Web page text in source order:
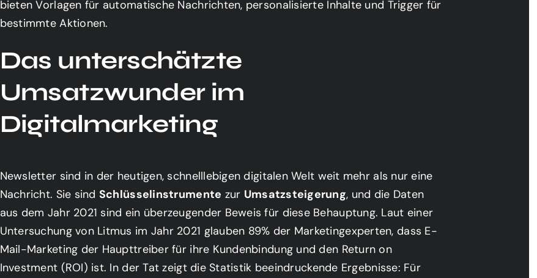
bieten Vorlagen für automatische Nachrichten, personalisierte Inhalte und Trigger für
bestimmte Aktionen.
Das unterschätzte
Umsatzwunder im
Digitalmarketing
Newsletter sind in der heutigen, schnelllebigen digitalen Welt weit mehr als nur eine
Nachricht. Sie sind Schlüsselinstrumente zur Umsatzsteigerung, und die Daten
aus dem Jahr 2021 sind ein überzeugender Beweis für diese Behauptung. Laut einer
Untersuchung von Litmus im Jahr 2021 glauben 89% der Marketingexperten, dass E-
Mail-Marketing der Haupttreiber für ihre Kundenbindung und den Return on
Investment (ROI) ist. In der Tat zeigt die Statistik beeindruckende Ergebnisse: Für